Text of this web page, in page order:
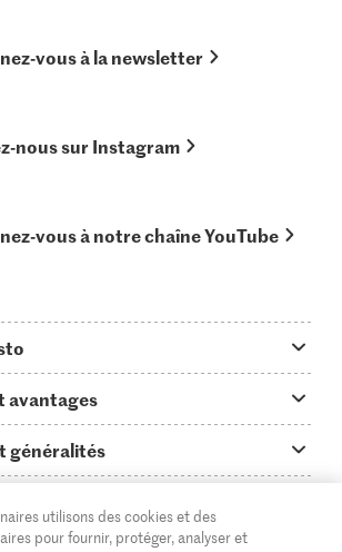
vous à la newsletter
nous sur Instagram
vous à notre chaîne YouTube
avantages
généralités
Migusto
utilisons des cookies et des
pour fournir, protéger, analyser et